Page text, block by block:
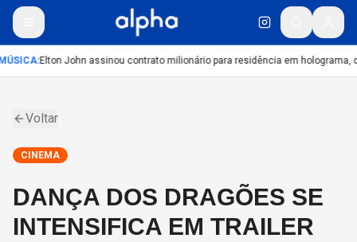
:Elton John assinou contrato milionário para residência em holograma,
Voltar
CINEMA
DANÇA DOS DRAGÕES SE
INTENSIFICA EM TRAILER